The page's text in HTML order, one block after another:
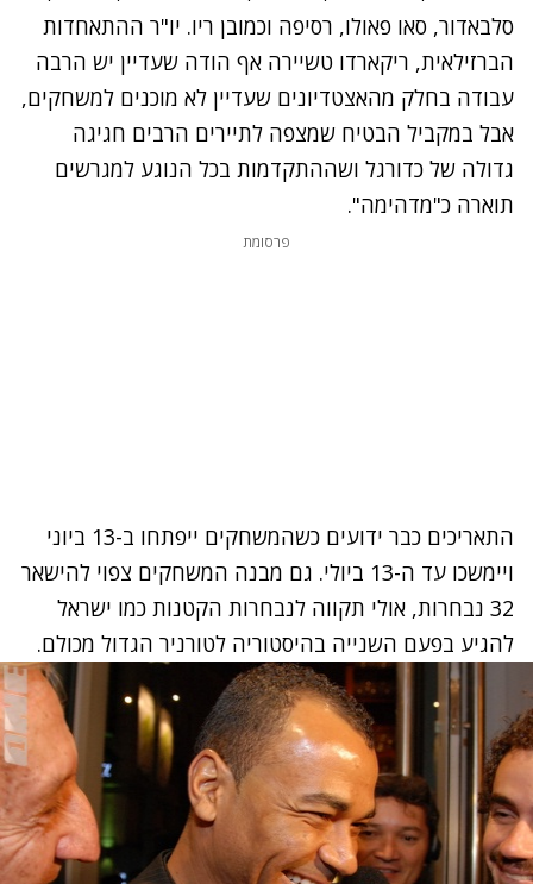
סלבאדור, סאו פאולו, רסיפה וכמובן ריו. יו"ר ההתאחדות
הברזילאית, ריקארדו טשיירה אף הודה שעדיין יש הרבה
עבודה בחלק מהאצטדיונים שעדיין לא מוכנים למשחקים,
אבל במקביל הבטיח שמצפה לתיירים הרבים חגיגה
גדולה של כדורגל ושההתקדמות בכל הנוגע למגרשים
תוארה כ"מדהימה".
פרסומת
התאריכים כבר ידועים כשהמשחקים ייפתחו ב-13 ביוני
ויימשכו עד ה-13 ביולי. גם מבנה המשחקים צפוי להישאר
32 נבחרות, אולי תקווה לנבחרות הקטנות כמו ישראל
להגיע בפעם השנייה בהיסטוריה לטורניר הגדול מכולם.